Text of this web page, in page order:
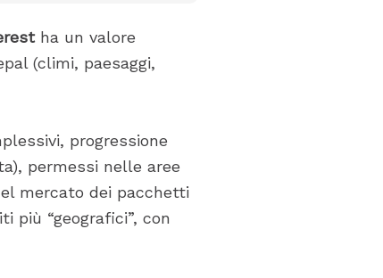
ha un valore
(climi, paesaggi,
progressione
permessi nelle aree
mercato dei pacchetti
più “geografici”, con